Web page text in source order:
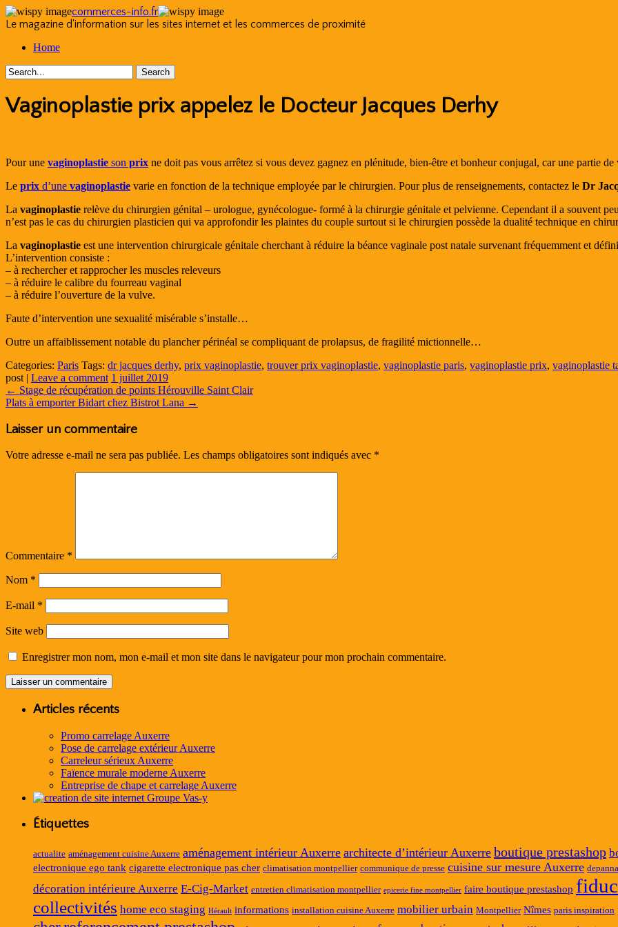
commerces-info.fr
Le magazine d'information sur les sites internet et les commerces de proximité
Skip
content
Home
Vaginoplastie prix appelez le Docteur Jacques Derhy
Pour une vaginoplastie son prix ne doit pas vous arrêtez si vous devez gagnez en plénitude, bien-être et bonheur conjugal, car une partie
Le prix d’une vaginoplastie varie en fonction de la technique employée par le chirurgien. Pour plus de renseignements, contactez le Dr
La vaginoplastie relève du chirurgien génital – urologue, gynécologue- formé à la chirurgie génitale et pelvienne. Cependant il a souvent
n’est pas le cas du chirurgien plasticien qui va approfondir les plaintes du couple surtout si le chirurgien possède la dualité technique en
La vaginoplastie est une intervention chirurgicale génitale cherchant à réduire la béance vaginale post natale survenant fréquemment et
L’intervention consiste :
– à rechercher et rapprocher les muscles releveurs
– à réduire le calibre du fourreau vaginal
– à réduire l’ouverture de la vulve.
Faute d’intervention une sexualité misérable s’installe…
Outre un affaiblissement notable du plancher périnéal se compliquant de prolapsus, de fragilité mictionnelle…
Categories: Paris Tags: dr jacques derhy, prix vaginoplastie, trouver prix vaginoplastie, vaginoplastie paris, vaginoplastie prix, vaginoplastie
post | Leave a comment 1 juillet 2019
← Stage de récupération de points Hérouville Saint Clair
Plats à emporter Bidart chez Bistrot Lana →
Laisser un commentaire
Votre adresse e-mail ne sera pas publiée. Les champs obligatoires sont indiqués avec *
Commentaire *
Nom *
E-mail *
Site web
Enregistrer mon nom, mon e-mail et mon site dans le navigateur pour mon prochain commentaire.
Articles récents
Promo carrelage Auxerre
Pose de carrelage extérieur Auxerre
Carreleur sérieux Auxerre
Faïence murale moderne Auxerre
Entreprise de chape et carrelage Auxerre
Étiquettes
actualite aménagement cuisine Auxerre aménagement intérieur Auxerre architecte d’intérieur Auxerre boutique prestashop
electronique ego tank cigarette electronique pas cher climatisation montpellier communique de presse cuisine sur mesure Auxerre
décoration intérieure Auxerre E-Cig-Market entretien climatisation montpellier epicerie fine montpellier faire boutique prestashop
collectivités home eco staging Hérault informations installation cuisine Auxerre mobilier urbain Montpellier Nîmes paris inspiration